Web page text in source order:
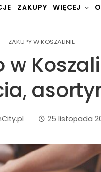
ZAKUPY WIĘCEJ
ZAKUPY W KOSZALINIE
w
25 listopada